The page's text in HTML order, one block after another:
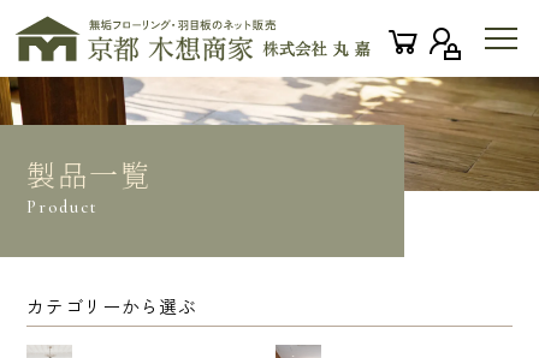
製品一覧
Product
カテゴリーから選ぶ